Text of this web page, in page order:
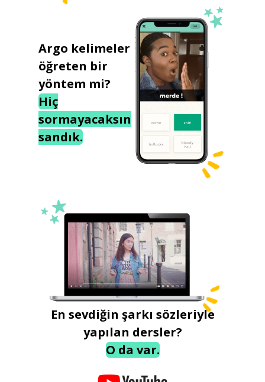
Argo kelimeler
öğreten bir
yöntem mi?
Hiç
sormayacaksın
sandık.
En sevdiğin şarkı sözleriyle
yapılan dersler?
O da var.